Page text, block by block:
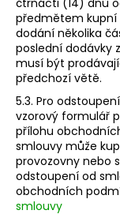
čtrnácti (14) dnů
předmětem kupní
dodání několika
poslední dodávky
musí být
předchozí větě.
5.3. Pro
vzorový formulář
přílohu
smlouvy může
provozovny nebo
odstoupení od
obchodních
smlouvy